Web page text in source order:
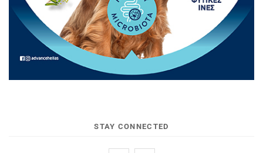
STAY CONNECTED